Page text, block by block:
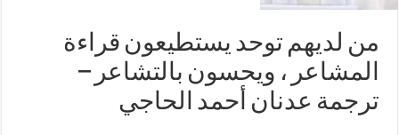
من لديهم توحد يستطيعون قراءة
المشاعر ، ويحسون بالتشاعر –
ترجمة عدنان أحمد الحاجي